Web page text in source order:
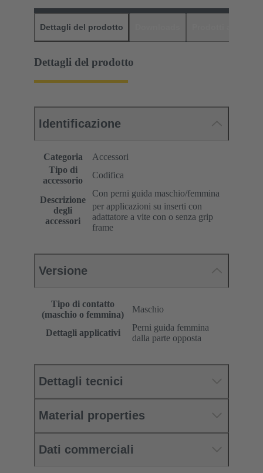
Dettagli del prodotto
Dettagli del prodotto
Identificazione
Categoria
Accessori
Tipo di
accessorio
Codifica
Descrizione
degli
accessori
Con perni guida maschio/femmina
per applicazioni su inserti con
adattatore a vite con o senza grip
frame
Versione
Tipo di contatto
(maschio o femmina)
Maschio
Dettagli applicativi
Perni guida femmina
dalla parte opposta
Dettagli tecnici
Material properties
Dati commerciali